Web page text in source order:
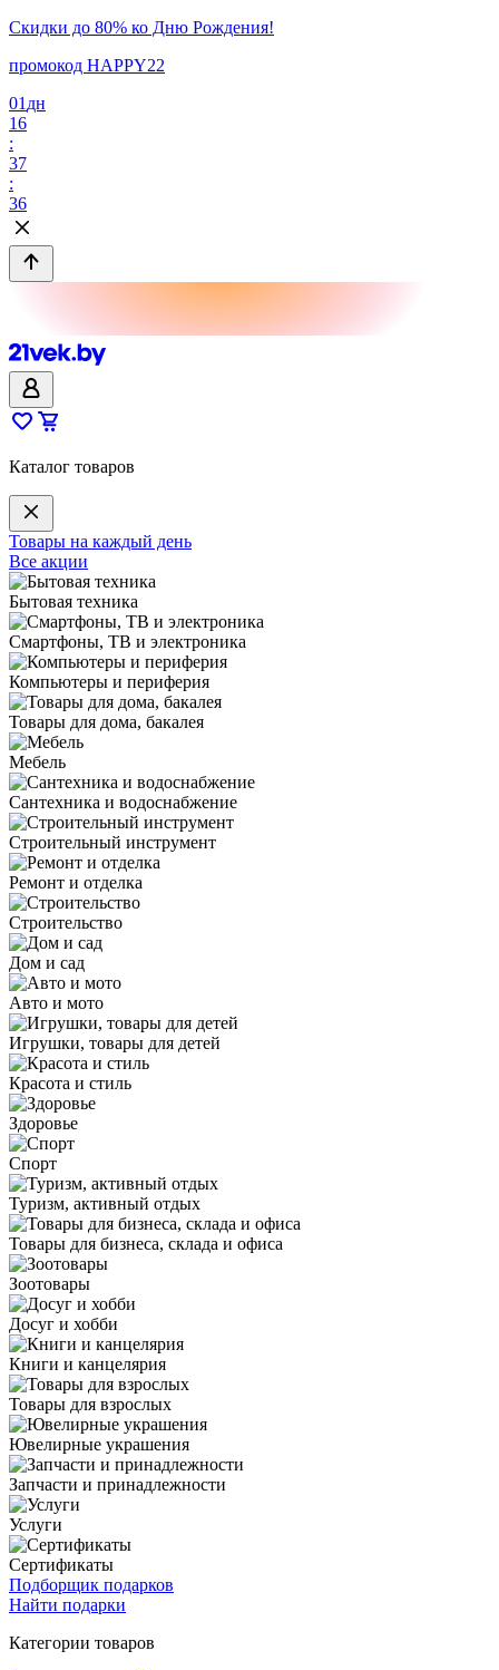
Скидки до 80% ко Дню Рождения!
промокод HAPPY22
01 дн
16
:
37
:
36
Каталог товаров
Товары на каждый день
Все акции
Бытовая техника
Смартфоны, ТВ и электроника
Компьютеры и периферия
Товары для дома, бакалея
Мебель
Сантехника и водоснабжение
Строительный инструмент
Ремонт и отделка
Строительство
Дом и сад
Авто и мото
Игрушки, товары для детей
Красота и стиль
Здоровье
Спорт
Туризм, активный отдых
Товары для бизнеса, склада и офиса
Зоотовары
Досуг и хобби
Книги и канцелярия
Товары для взрослых
Ювелирные украшения
Запчасти и принадлежности
Услуги
Сертификаты
Подборщик подарков
Найти подарки
Категории товаров